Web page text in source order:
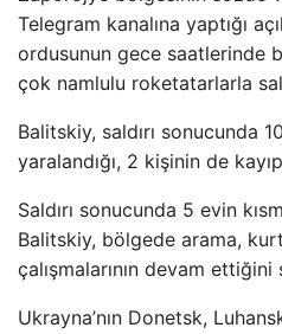
Telegram kanalına yaptığı
ordusunun gece saatlerinde
çok namlulu roketatarlarla
Balitskiy, saldırı sonucunda
yaralandığı, 2 kişinin de
Saldırı sonucunda 5 evin
Balitskiy, bölgede arama,
çalışmalarının devam ettiğini
Ukrayna’nın Donetsk,